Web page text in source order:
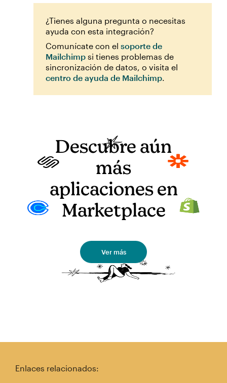
¿Tienes alguna pregunta o necesitas
ayuda con esta integración?
Comunícate con el soporte de
Mailchimp si tienes problemas de
sincronización de datos, o visita el
centro de ayuda de Mailchimp
Descubre aún
más
aplicaciones en
Marketplace
Ver más
Enlaces relacionados: